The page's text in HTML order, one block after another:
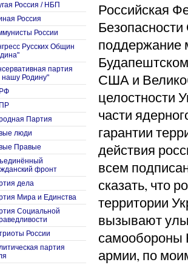
Российская
поддержание
США и
целостности
части
гарантии
действия
всем
сказать, что
территории
вызывают
самообороны
армии, по
Россия / НБП
Россия
России
Русских Общин
партия
нашу Родину"
Партия
люди
Правые
фронт
дела
Мира и Единства
Социальной
России
партия